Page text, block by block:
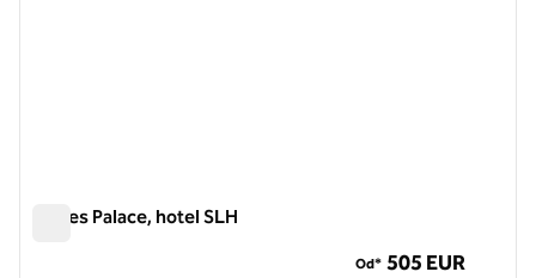
Eagles Palace, hotel SLH
Od* 505 EUR